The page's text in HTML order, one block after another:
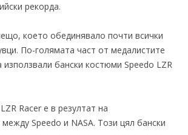
рекорда.
което обединявало почти всички
По-голямата част от медалистите
използвали бански костюми Speedo LZR
Racer е в резултат на
Speedo и NASA. Този цял бански